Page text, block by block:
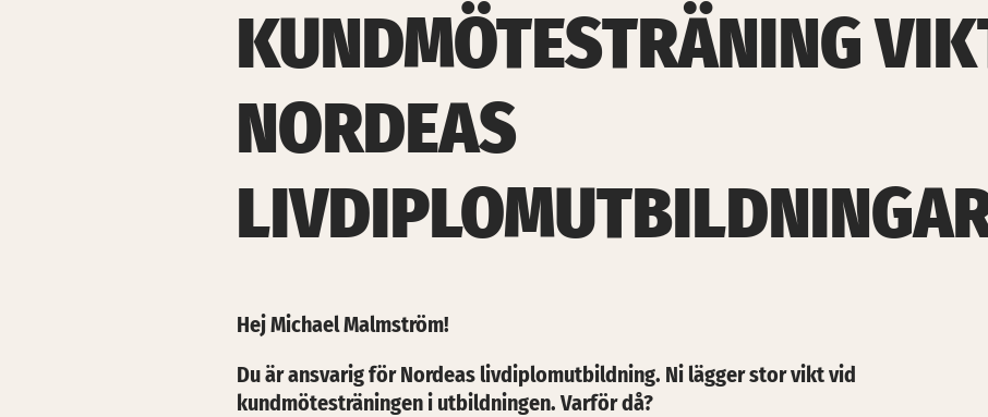
KUNDMÖTESTRÄNING
NORDEAS
Hej Michael Malmström!
Du är ansvarig för Nordeas livdiplomutbildning. Ni lägger stor vikt vid
kundmötesträningen i utbildningen. Varför då?